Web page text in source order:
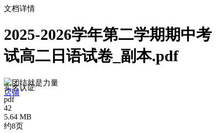
文档详情
2025-2026学年第二学期期中考
试高二日语试卷_副本.pdf
团结就是力量
实名认证
店铺
pdf
42
5.64 MB
约8页